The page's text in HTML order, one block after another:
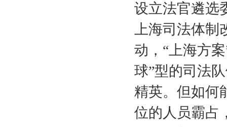
设立法官遴选
上海司法体
动，“上海方
球”型的司法
精英。但如何
位的人员霸占